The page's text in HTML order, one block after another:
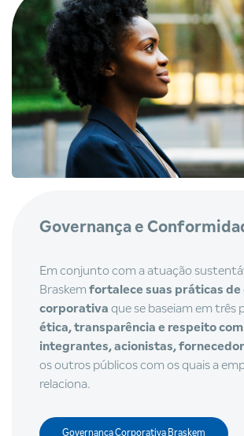
Governança e
Em conjunto com a atuação
Braskem fortalece suas práticas de
corporativa que se baseiam em três
ética, transparência e respeito
integrantes, acionistas,
os outros públicos com os quais a
relaciona.
Governança Corporativa Braskem